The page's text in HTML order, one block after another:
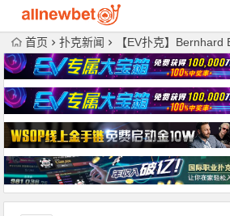
首页 扑克新闻 【EV扑克】Bernhard Binder牌龄仅四年，